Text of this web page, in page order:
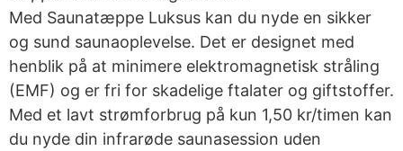
Med Saunatæppe Luksus kan du nyde en sikker
og sund saunaoplevelse. Det er designet med
henblik på at minimere elektromagnetisk stråling
(EMF) og er fri for skadelige ftalater og giftstoffer.
Med et lavt strømforbrug på kun 1,50 kr/timen kan
du nyde din infrarøde saunasession uden